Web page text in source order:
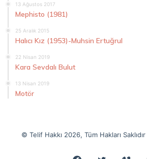
13 Ağustos 2017
Mephisto (1981)
25 Aralık 2015
Halıcı Kız (1953)-Muhsin Ertuğrul
22 Nisan 2019
Kara Sevdalı Bulut
13 Nisan 2019
Motör
© Telif Hakkı 2026, Tüm Hakları